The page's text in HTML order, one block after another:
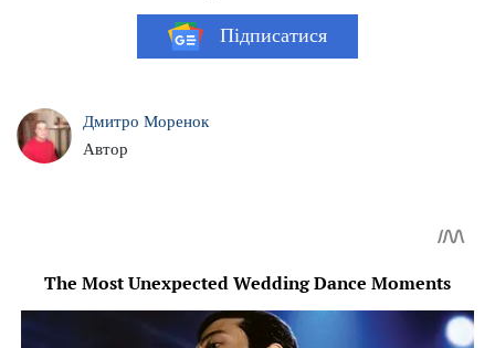
Підписатися
Дмитро Моренок
Автор